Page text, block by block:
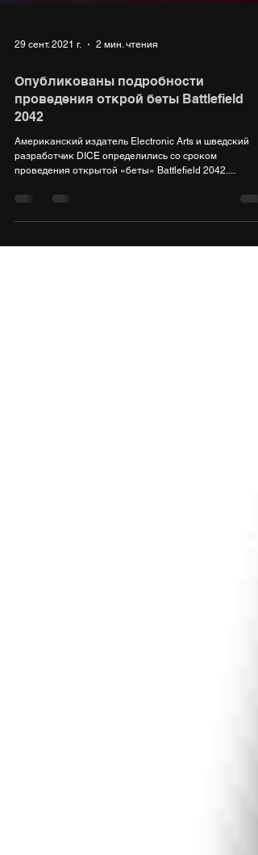
29 сент. 2021 г. 2 мин. чтения
Опубликованы подробности
2042
Американский издатель Electronic Arts и шведский
проведения открытой «беты» Battlefield 2042....